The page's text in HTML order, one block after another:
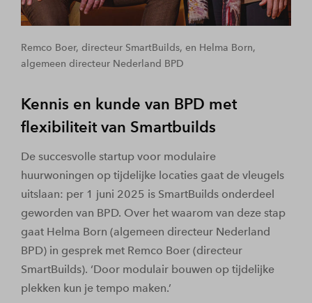
Remco Boer, directeur SmartBuilds, en Helma Born,
algemeen directeur Nederland BPD
Kennis en kunde van BPD met
flexibiliteit van Smartbuilds
De succesvolle startup voor modulaire
huurwoningen op tijdelijke locaties gaat de vleugels
uitslaan: per 1 juni 2025 is SmartBuilds onderdeel
geworden van BPD. Over het waarom van deze stap
gaat Helma Born (algemeen directeur Nederland
BPD) in gesprek met Remco Boer (directeur
SmartBuilds). ‘Door modulair bouwen op tijdelijke
plekken kun je tempo maken.’